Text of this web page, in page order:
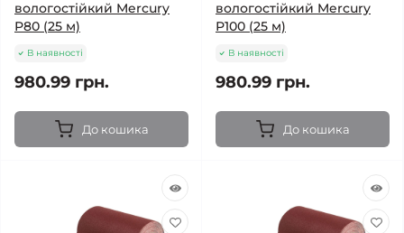
вологостійкий Mercury
Р80 (25 м)
В наявності
980.99 грн.
До кошика
вологостійкий Mercury
Р100 (25 м)
В наявності
980.99 грн.
До кошика